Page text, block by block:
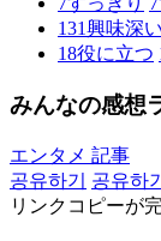
131興味深い
18役に立つ
みんなの感想
エンタメ 記事
공유하기
공유하기
リンクコピーが